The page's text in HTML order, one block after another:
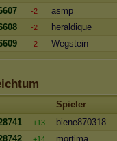
-2
asmp
-2
heraldique
-2 Wegstein
Spieler
+13
biene870318
+14
mortima